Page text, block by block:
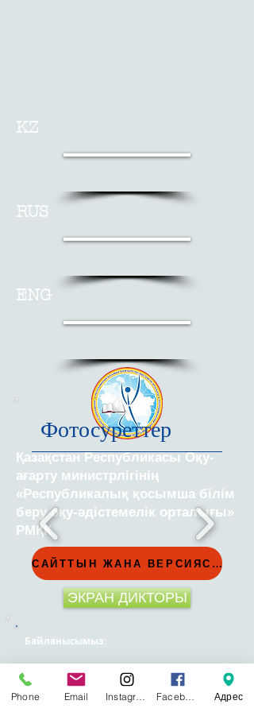
KZ
RUS
ENG
Қазақстан Республикасы Оқу-
ағарту министрлігінің
«Республикалық қосымша білім
беру оқу-әдістемелік орталығы»
РМҚК
САЙТТЫН ЖАНА ВЕРСИЯСЫ
ЭКРАН ДИКТОРЫ
Фотосуреттер
Байланысымыз:
Қазақстан, Астана қаласы, Туранкөшесі
55Б
Қабылдау бөлімі:8 (7172) 57-41-49
Phone Email Адрес